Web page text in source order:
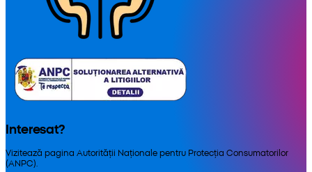
Interesat?
Vizitează pagina Autorității Naționale pentru Protecția Consumatorilor
(ANPC).